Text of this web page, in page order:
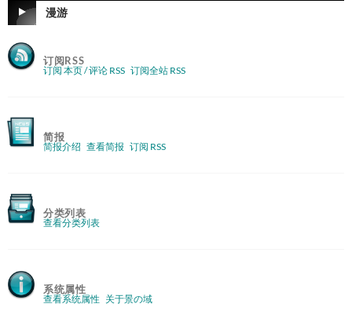
漫游
订阅RSS
订阅 本页 / 评论 RSS 订阅全站 RSS
简报
简报介绍 查看简报 订阅 RSS
分类列表
查看分类列表
系统属性
查看系统属性 关于景の域